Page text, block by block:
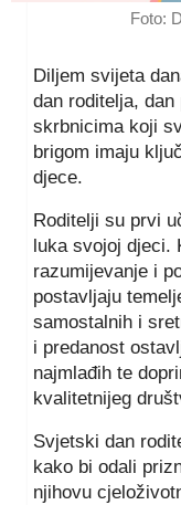
Foto:
Diljem svijeta
dan roditelja,
skrbnicima koji
brigom imaju
djece.
Roditelji su prvi
luka svojoj djeci.
razumijevanje i
postavljaju
samostalnih i
i predanost
najmlađih te
kvalitetnijeg
Svjetski dan
kako bi odali
njihovu